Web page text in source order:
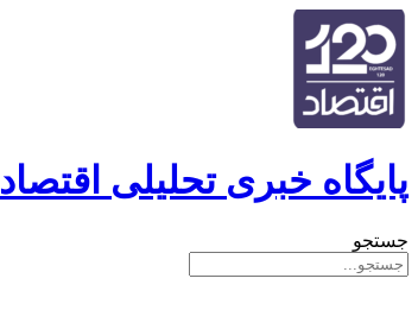
پایگاه خبری تحلیلی اقتصاد ۱۲۰
جستجو